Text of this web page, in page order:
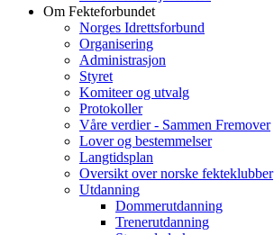
Om Fekteforbundet
Norges Idrettsforbund
Organisering
Administrasjon
Styret
Komiteer og utvalg
Protokoller
Våre verdier - Sammen Fremover
Lover og bestemmelser
Langtidsplan
Oversikt over norske fekteklubber
Utdanning
Dommerutdanning
Trenerutdanning